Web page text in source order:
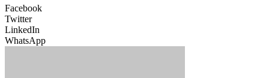
Facebook
Twitter
LinkedIn
WhatsApp